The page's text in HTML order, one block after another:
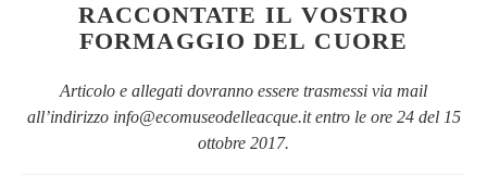
RACCONTATE IL VOSTRO
FORMAGGIO DEL CUORE
Articolo e allegati dovranno essere trasmessi via mail
all’indirizzo info@ecomuseodelleacque.it entro le ore 24 del 15
ottobre 2017.